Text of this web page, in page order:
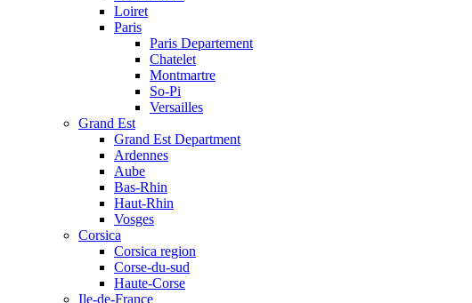
Loiret
Paris
Paris Departement
Chatelet
Montmartre
So-Pi
Versailles
Grand Est
Grand Est Department
Ardennes
Aube
Bas-Rhin
Haut-Rhin
Vosges
Corsica
Corsica region
Corse-du-sud
Haute-Corse
Ile-de-France